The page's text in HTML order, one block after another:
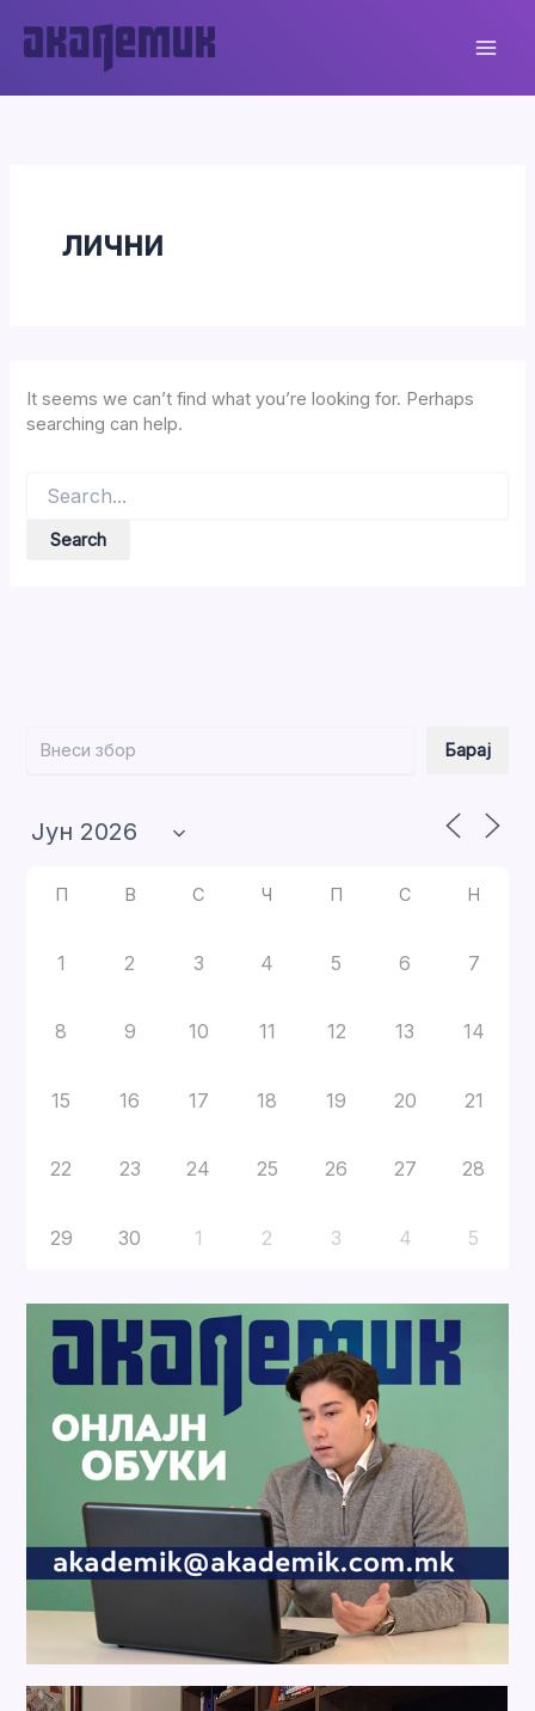
content
лични
It seems we can’t find what you’re looking for. Perhaps
searching can help.
for:
Барај
П В С Ч П С Н
1 2 3 4 5 6 7
8 9 10 11 12 13 14
15 16 17 18 19 20 21
22 23 24 25 26 27 28
29 30 1 2 3 4 5